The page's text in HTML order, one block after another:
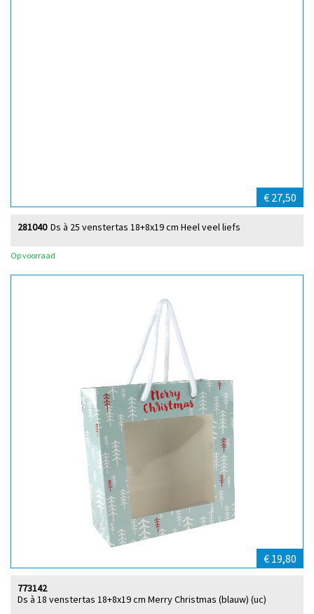
€ 27,50
Ds à 25 venstertas 18+8x19 cm Heel veel liefs
281040
Op voorraad
€ 19,80
Ds à 18 venstertas 18+8x19 cm Merry Christmas (blauw) (uc)
773142